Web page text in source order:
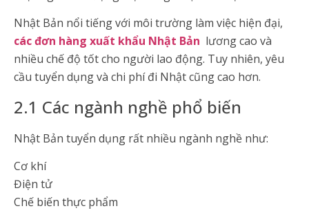
Nhật Bản nổi tiếng với môi trường làm việc hiện đại,
các đơn hàng xuất khẩu Nhật Bản lương cao và
nhiều chế độ tốt cho người lao động. Tuy nhiên, yêu
cầu tuyển dụng và chi phí đi Nhật cũng cao hơn.
2.1 Các ngành nghề phổ biến
Nhật Bản tuyển dụng rất nhiều ngành nghề như:
Cơ khí
Điện tử
Chế biến thực phẩm